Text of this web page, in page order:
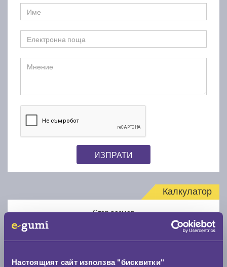
Настоящият сайт използва "бисквитки"
ИЗПРАТИ
Калкулатор
Стар размер